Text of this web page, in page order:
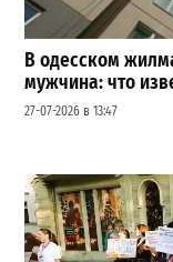
В одесском
мужчина: что
27-07-2026 в 13:47
Шезлонги,
заплатить за
21-07-2026 в 19:23